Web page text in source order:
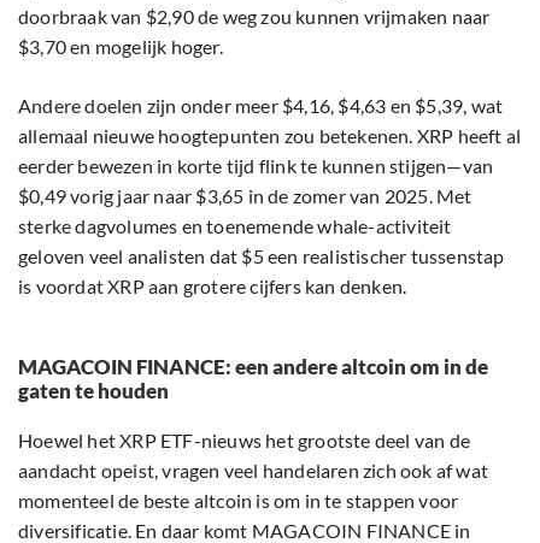
doorbraak van $2,90 de weg zou kunnen vrijmaken naar
$3,70 en mogelijk hoger.
Andere doelen zijn onder meer $4,16, $4,63 en $5,39, wat
allemaal nieuwe hoogtepunten zou betekenen. XRP heeft al
eerder bewezen in korte tijd flink te kunnen stijgen—van
$0,49 vorig jaar naar $3,65 in de zomer van 2025. Met
sterke dagvolumes en toenemende whale-activiteit
geloven veel analisten dat $5 een realistischer tussenstap
is voordat XRP aan grotere cijfers kan denken.
MAGACOIN FINANCE: een andere altcoin om in de
gaten te houden
Hoewel het XRP ETF-nieuws het grootste deel van de
aandacht opeist, vragen veel handelaren zich ook af wat
momenteel de beste altcoin is om in te stappen voor
diversificatie. En daar komt MAGACOIN FINANCE in